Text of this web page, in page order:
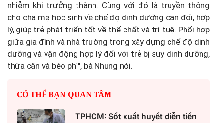
nhiễm khi trưởng thành. Cùng với đó là truyền thông
cho cha mẹ học sinh về chế độ dinh dưỡng cân đối, hợp
lý, giúp trẻ phát triển tốt về thể chất và trí tuệ. Phối hợp
giữa gia đình và nhà trường trong xây dựng chế độ dinh
dưỡng và vận động hợp lý đối với trẻ bị suy dinh dưỡng,
thừa cân và béo phì", bà Nhung nói.
CÓ THỂ BẠN QUAN TÂM
TPHCM: Sốt xuất huyết diễn tiến